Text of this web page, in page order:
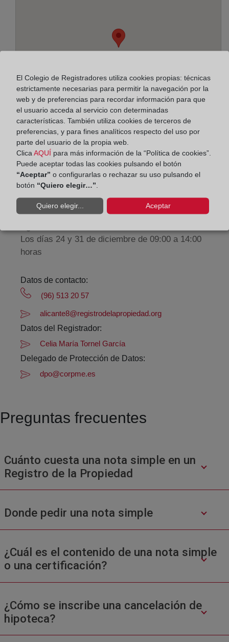
Dirección:
Arquitecto Morell, 19 - 3º, 3003
De lunes a viernes de 09:00 a 17:00 horas
Los días 24 y 31 de diciembre de 09:00 a 14:00
horas
Datos de contacto:
(96) 513 20 57
alicante8@registrodelapropiedad.org
Datos del Registrador:
Celia María Tornel García
Delegado de Protección de Datos:
dpo@corpme.es
Preguntas frecuentes
Cuánto cuesta una nota simple en un
Registro de la Propiedad
Donde pedir una nota simple
¿Cuál es el contenido de una nota simple
o una certificación?
¿Cómo se inscribe una cancelación de
hipoteca?
El Colegio de Registradores utiliza cookies propias: técnicas
estrictamente necesarias para permitir la navegación por la
web y de preferencias para recordar información para que
el usuario acceda al servicio con determinadas
características. También utiliza cookies de terceros de
preferencias, y para fines analíticos respecto del uso por
parte del usuario de la propia web.
Clica AQUÍ para más información de la “Política de cookies”.
Puede aceptar todas las cookies pulsando el botón
“Aceptar” o configurarlas o rechazar su uso pulsando el
botón “Quiero elegir…”
Quiero elegir... Aceptar